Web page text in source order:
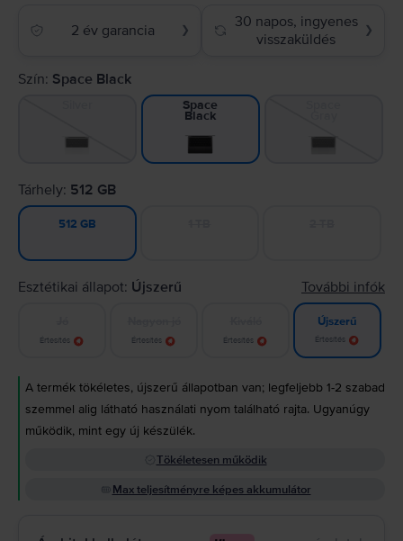
2 év garancia ❯
30 napos, ingyenes
visszaküldés
❯
Szín: Space Black
Space
Black
Tárhely: 512 GB
512 GB
Esztétikai állapot: Újszerű További infók
Értesítés Értesítés Értesítés
Újszerű
Értesítés
A termék tökéletes, újszerű állapotban van; legfeljebb 1-2 szabad
szemmel alig látható használati nyom található rajta. Ugyanúgy
működik, mint egy új készülék.
Tökéletesen működik
Max teljesítményre képes akkumulátor